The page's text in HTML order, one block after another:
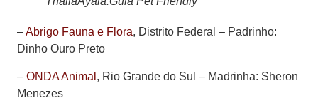
–Abrigo Fauna e Flora, Distrito Federal – Padrinho:
Dinho Ouro Preto
– ONDA Animal , Rio Grande do Sul – Madrinha: Sheron
Menezes